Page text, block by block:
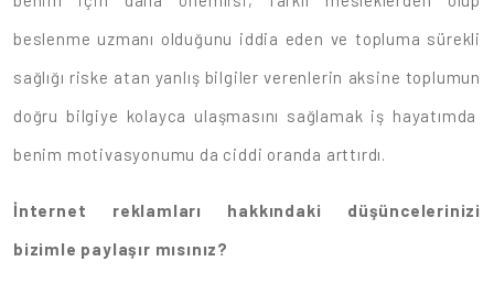
beslenme uzmanı olduğunu iddia eden ve topluma sürekli
sağlığı riske atan yanlış bilgiler verenlerin aksine toplumun
doğru bilgiye kolayca ulaşmasını sağlamak iş hayatımda
benim motivasyonumu da ciddi oranda arttırdı.
İnternet reklamları hakkındaki düşüncelerinizi
bizimle paylaşır mısınız?